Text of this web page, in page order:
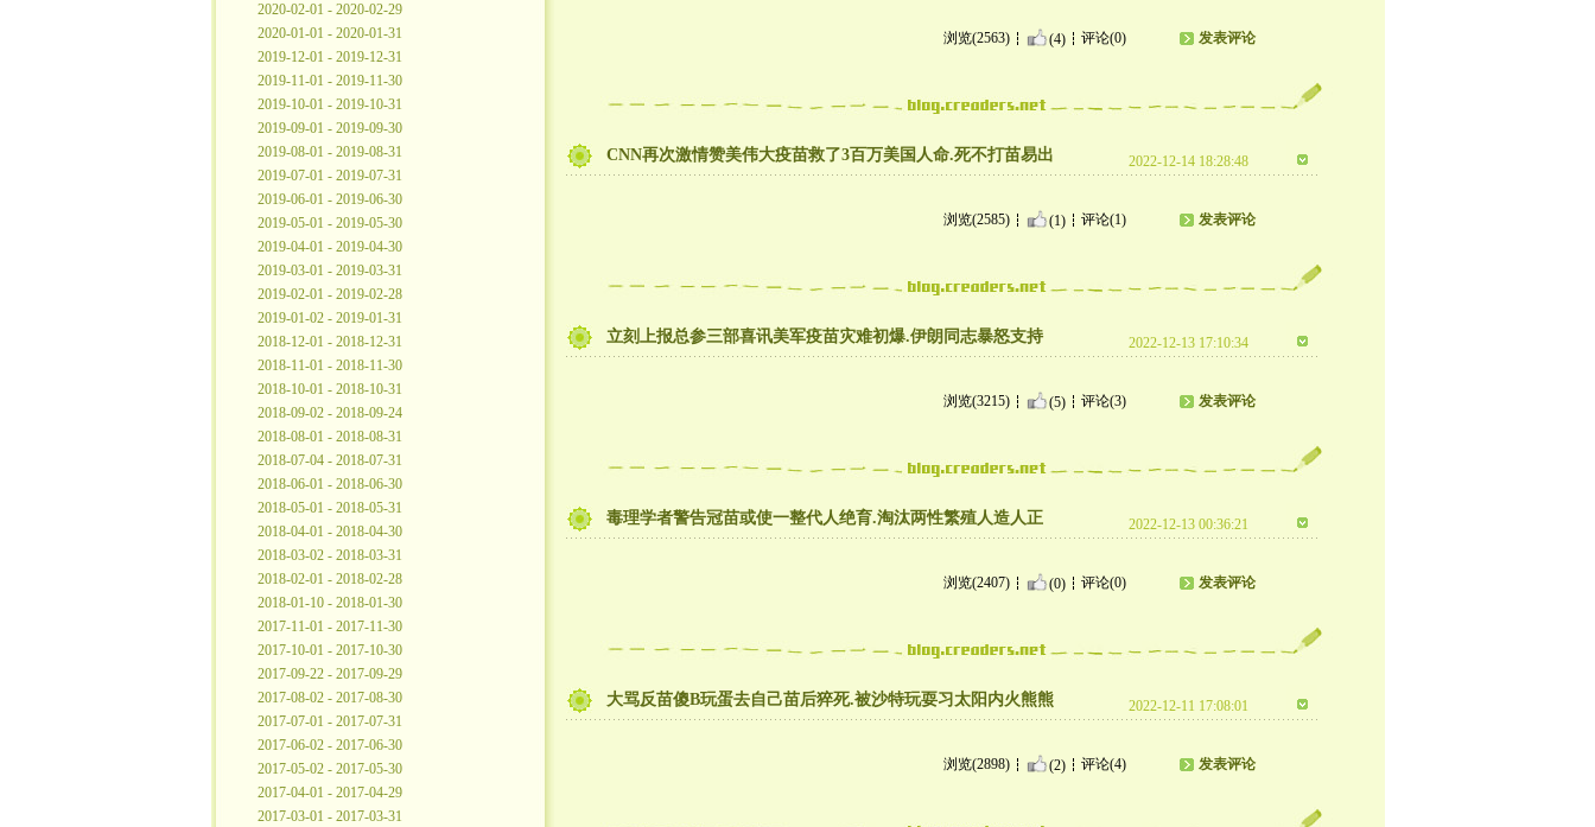
2020-02-01 - 2020-02-29
2020-01-01 - 2020-01-31
2019-12-01 - 2019-12-31
2019-11-01 - 2019-11-30
2019-10-01 - 2019-10-31
2019-09-01 - 2019-09-30
2019-08-01 - 2019-08-31
2019-07-01 - 2019-07-31
2019-06-01 - 2019-06-30
2019-05-01 - 2019-05-30
2019-04-01 - 2019-04-30
2019-03-01 - 2019-03-31
2019-02-01 - 2019-02-28
2019-01-02 - 2019-01-31
2018-12-01 - 2018-12-31
2018-11-01 - 2018-11-30
2018-10-01 - 2018-10-31
2018-09-02 - 2018-09-24
2018-08-01 - 2018-08-31
2018-07-04 - 2018-07-31
2018-06-01 - 2018-06-30
2018-05-01 - 2018-05-31
2018-04-01 - 2018-04-30
2018-03-02 - 2018-03-31
2018-02-01 - 2018-02-28
2018-01-10 - 2018-01-30
2017-11-01 - 2017-11-30
2017-10-01 - 2017-10-30
2017-09-22 - 2017-09-29
2017-08-02 - 2017-08-30
2017-07-01 - 2017-07-31
2017-06-02 - 2017-06-30
2017-05-02 - 2017-05-30
2017-04-01 - 2017-04-29
2017-03-01 - 2017-03-31
浏览(2563) (4) 评论(0) 发表评论
CNN再次激情赞美伟大疫苗救了3百万美国人命.死不打苗易出 2022-12-14 18:28:48
浏览(2585) (1) 评论(1) 发表评论
立刻上报总参三部喜讯美军疫苗灾难初爆.伊朗同志暴怒支持 2022-12-13 17:10:34
浏览(3215) (5) 评论(3) 发表评论
毒理学者警告冠苗或使一整代人绝育.淘汰两性繁殖人造人正 2022-12-13 00:36:21
浏览(2407) (0) 评论(0) 发表评论
大骂反苗傻B玩蛋去自己苗后猝死.被沙特玩耍习太阳内火熊熊 2022-12-11 17:08:01
浏览(2898) (2) 评论(4) 发表评论